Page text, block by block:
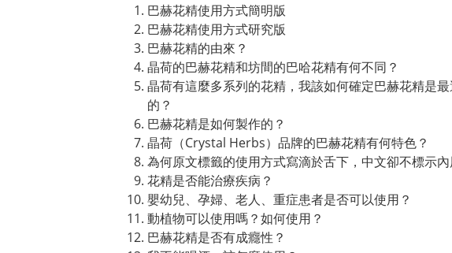
巴赫花精使用方式簡明版
巴赫花精使用方式研究版
巴赫花精的由來？
晶荷的巴赫花精和坊間的巴哈花精有何不同？
晶荷有這麼多系列的花精，我該如何確定巴赫花精是
的？
巴赫花精是如何製作的？
晶荷（Crystal Herbs）品牌的巴赫花精有何特色？
為何原文標籤的使用方式寫滴於舌下，中文卻不標示內
花精是否能治療疾病？
嬰幼兒、孕婦、老人、重症患者是否可以使用？
動植物可以使用嗎？如何使用？
巴赫花精是否有成癮性？